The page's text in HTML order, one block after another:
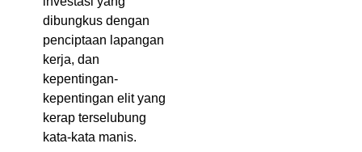
dibungkus dengan
penciptaan lapangan
kerja, dan
kepentingan-
kepentingan elit yang
kerap terselubung
kata-kata manis.